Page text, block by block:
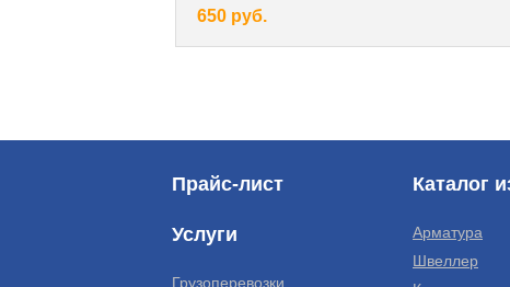
650 руб.
Прайс-лист
Услуги
Грузоперевозки
Каталог
Арматура
Швеллер